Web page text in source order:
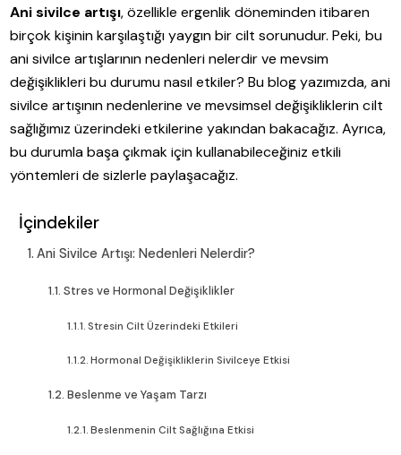
Ani sivilce artışı, özellikle ergenlik döneminden itibaren
birçok kişinin karşılaştığı yaygın bir cilt sorunudur. Peki, bu
ani sivilce artışlarının nedenleri nelerdir ve mevsim
değişiklikleri bu durumu nasıl etkiler? Bu blog yazımızda, ani
sivilce artışının nedenlerine ve mevsimsel değişikliklerin cilt
sağlığımız üzerindeki etkilerine yakından bakacağız. Ayrıca,
bu durumla başa çıkmak için kullanabileceğiniz etkili
yöntemleri de sizlerle paylaşacağız.
İçindekiler
Ani Sivilce Artışı: Nedenleri Nelerdir?
Stres ve Hormonal Değişiklikler
Stresin Cilt Üzerindeki Etkileri
Hormonal Değişikliklerin Sivilceye Etkisi
Beslenme ve Yaşam Tarzı
Beslenmenin Cilt Sağlığına Etkisi